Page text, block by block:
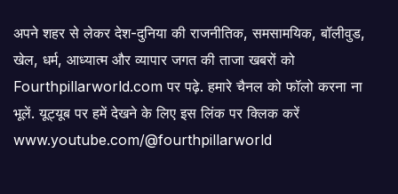
अपने शहर से लेकर देश-दुनिया की राजनीतिक, समसामयिक, बॉलीवुड,
खेल, धर्म, आध्यात्म और व्यापार जगत की ताजा खबरों को
Fourthpillarworld.com पर पढ़े. हमारे चैनल को फॉलो करना ना
भूलें. यूट्यूब पर हमें देखने के लिए इस लिंक पर क्लिक करें
www.youtube.com/@fourthpillarworld